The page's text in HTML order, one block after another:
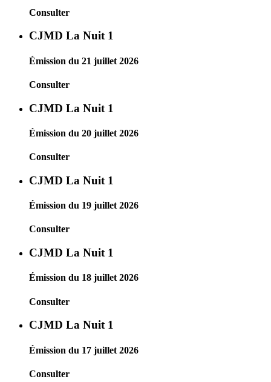
Consulter
CJMD La Nuit 1
Émission du 21 juillet 2026
Consulter
CJMD La Nuit 1
Émission du 20 juillet 2026
Consulter
CJMD La Nuit 1
Émission du 19 juillet 2026
Consulter
CJMD La Nuit 1
Émission du 18 juillet 2026
Consulter
CJMD La Nuit 1
Émission du 17 juillet 2026
Consulter